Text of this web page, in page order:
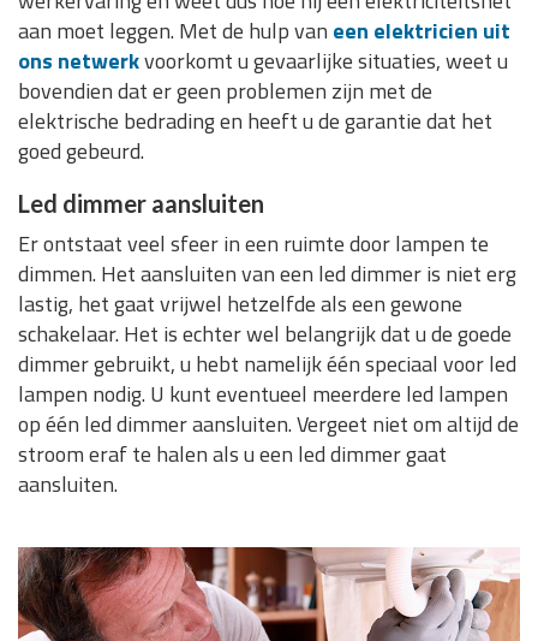
aan moet leggen. Met de hulp van een elektricien uit
ons netwerkvoorkomt u gevaarlijke situaties, weet u
bovendien dat er geen problemen zijn met de
elektrische bedrading en heeft u de garantie dat het
goed gebeurd.
Led dimmer aansluiten
Er ontstaat veel sfeer in een ruimte door lampen te
dimmen. Het aansluiten van een led dimmer is niet erg
lastig, het gaat vrijwel hetzelfde als een gewone
schakelaar. Het is echter wel belangrijk dat u de goede
dimmer gebruikt, u hebt namelijk één speciaal voor led
lampen nodig. U kunt eventueel meerdere led lampen
op één led dimmer aansluiten. Vergeet niet om altijd de
stroom eraf te halen als u een led dimmer gaat
aansluiten.